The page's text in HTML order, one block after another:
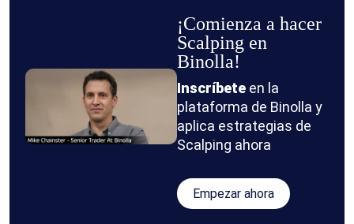
¡Comienza a hacer
Scalping en
Binolla!
Inscríbete en la
plataforma de Binolla y
aplica estrategias de
Scalping ahora
Empezar ahora